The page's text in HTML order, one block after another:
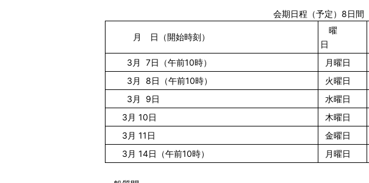
会期日程（予定）8日間
月 日（開始時刻）
曜
日
3月 7日（午前10時）
月曜日
3月 8日（午前10時）
火曜日
3月 9日
水曜日
3月 10日
木曜日
3月 11日
金曜日
3月 14日（午前10時）
月曜日